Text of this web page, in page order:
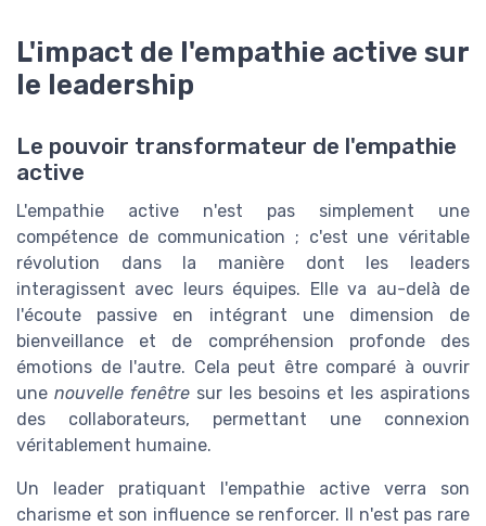
L'impact de l'empathie active sur
le leadership
Le pouvoir transformateur de l'empathie
active
L'empathie active n'est pas simplement une
compétence de communication ; c'est une véritable
révolution dans la manière dont les leaders
interagissent avec leurs équipes. Elle va au-delà de
l'écoute passive en intégrant une dimension de
bienveillance et de compréhension profonde des
émotions de l'autre. Cela peut être comparé à ouvrir
une nouvelle fenêtre sur les besoins et les aspirations
des collaborateurs, permettant une connexion
véritablement humaine.
Un leader pratiquant l'empathie active verra son
charisme et son influence se renforcer. Il n'est pas rare